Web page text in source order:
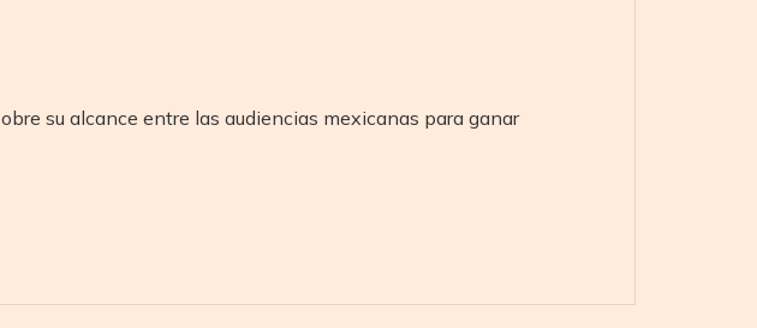
su alcance entre las audiencias mexicanas para ganar